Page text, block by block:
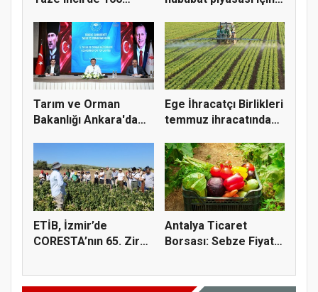
Tarım ve Orman
Bakanlığı Ankara'da
Ege İhracatçı Birlikleri
temmuz ihracatında
ETİB, İzmir’de
CORESTA’nın 65. Zirai
Antalya Ticaret
Borsası: Sebze Fiyat